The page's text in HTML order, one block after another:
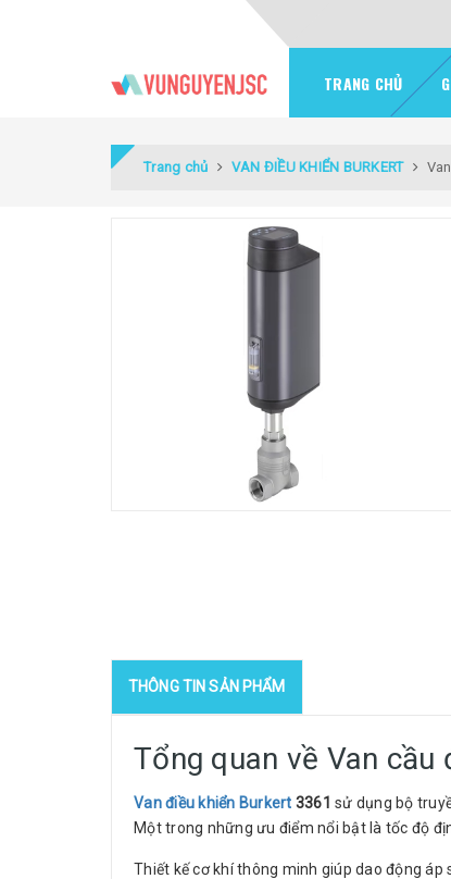
TRANG CHỦ
Trang chủ VAN ĐIỀU KHIỂN BURKERT
THÔNG TIN SẢN PHẨM
Tổng quan về Van
Van điều khiển Burkert 3361 sử dụng bộ
Một trong những ưu điểm nổi bật là tốc độ
Thiết kế cơ khí thông minh giúp dao động